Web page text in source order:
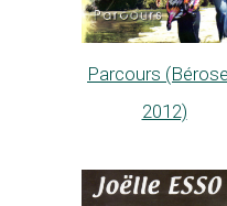
Parcours
2012)